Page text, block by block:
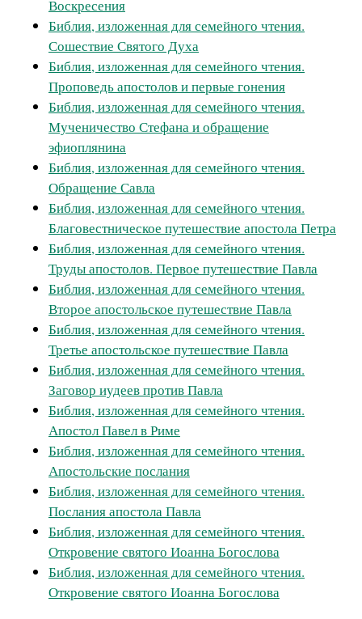
Воскресения
Библия, изложенная для семейного чтения.
Сошествие Святого Духа
Библия, изложенная для семейного чтения.
Проповедь апостолов и первые гонения
Библия, изложенная для семейного чтения.
Мученичество Стефана и обращение
эфиоплянина
Библия, изложенная для семейного чтения.
Обращение Савла
Библия, изложенная для семейного чтения.
Благовестническое путешествие апостола Петра
Библия, изложенная для семейного чтения.
Труды апостолов. Первое путешествие Павла
Библия, изложенная для семейного чтения.
Второе апостольское путешествие Павла
Библия, изложенная для семейного чтения.
Третье апостольское путешествие Павла
Библия, изложенная для семейного чтения.
Заговор иудеев против Павла
Библия, изложенная для семейного чтения.
Апостол Павел в Риме
Библия, изложенная для семейного чтения.
Апостольские послания
Библия, изложенная для семейного чтения.
Послания апостола Павла
Библия, изложенная для семейного чтения.
Откровение святого Иоанна Богослова
Библия, изложенная для семейного чтения.
Откровение святого Иоанна Богослова